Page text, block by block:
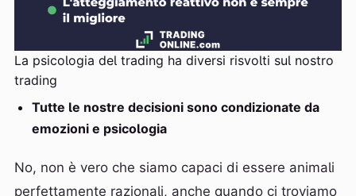
La psicologia del trading ha diversi risvolti sul nostro
trading
Tutte le nostre decisioni sono condizionate da
emozioni e psicologia
No, non è vero che siamo capaci di essere animali
perfettamente razionali, anche quando ci troviamo